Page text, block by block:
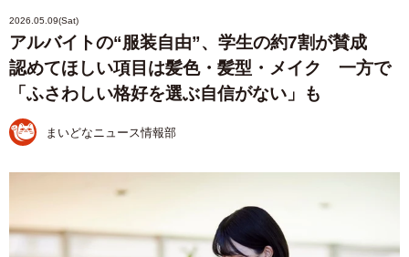
2026.05.09(Sat)
アルバイトの“服装自由”、学生の約7割が賛成
認めてほしい項目は髪色・髪型・メイク 一方で
「ふさわしい格好を選ぶ自信がない」も
まいどなニュース情報部